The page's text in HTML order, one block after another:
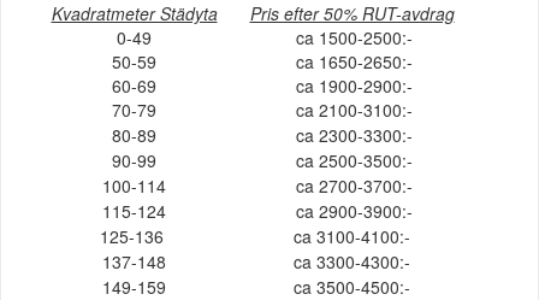
Kvadratmeter Städyta
Pris efter 50% RUT-avdrag
0-49
ca 1500-2500:-
50-59
ca 1650-2650:-
60-69
ca 1900-2900:-
70-79
ca 2100-3100:-
80-89
ca 2300-3300:-
90-99
ca 2500-3500:-
100-114
ca 2700-3700:-
115-124
ca 2900-3900:-
125-136
ca 3100-4100:-
137-148
ca 3300-4300:-
149-159
ca 3500-4500:-